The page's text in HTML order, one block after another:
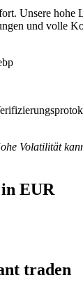
Unsere hohe
und volle
Volatilität
EUR
traden